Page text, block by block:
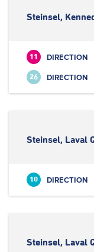
Steinsel,
11 DIRECTION
26 DIRECTION
Steinsel, Laval
10 DIRECTION
Steinsel, Laval